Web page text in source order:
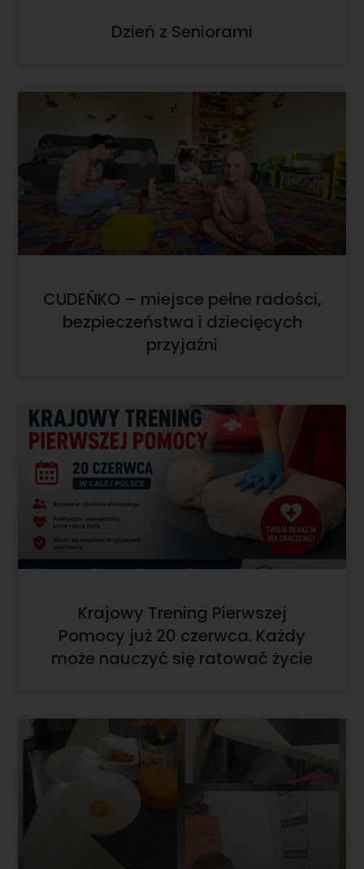
Dzień z Seniorami
CUDEŃKO – miejsce pełne radości,
bezpieczeństwa i dziecięcych
przyjaźni
Krajowy Trening Pierwszej
Pomocy już 20 czerwca. Każdy
może nauczyć się ratować życie